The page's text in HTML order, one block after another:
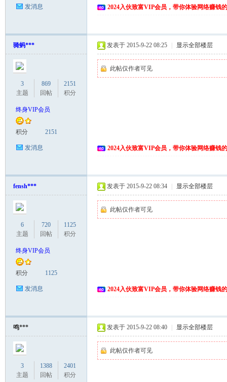
发消息 2024入伙致富VIP会员，带你体验网络赚钱
骑蚂***
3
主题
869
回帖
2151
积分
终身VIP会员
积分 2151
发消息
发表于 2015-9-22 08:25 显示全部楼层
此帖仅作者可见
2024入伙致富VIP会员，带你体验网络赚钱
fensh***
6
主题
720
回帖
1125
积分
终身VIP会员
积分 1125
发消息
发表于 2015-9-22 08:34 显示全部楼层
此帖仅作者可见
2024入伙致富VIP会员，带你体验网络赚钱
鸣***
3
主题
1388
回帖
2401
积分
发表于 2015-9-22 08:40 显示全部楼层
此帖仅作者可见